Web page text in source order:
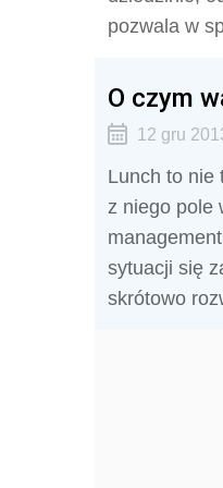
pozwala w
O czym
12 gru
Lunch to nie
z niego pole
sytuacji się
skrótowo